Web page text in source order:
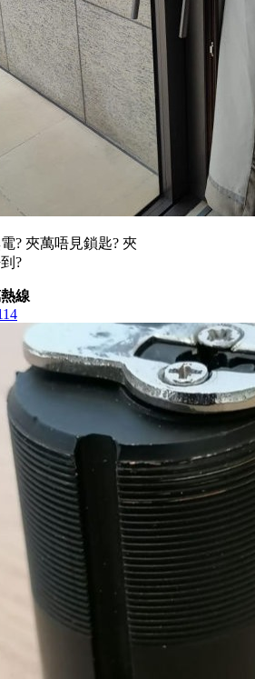
? 夾萬唔見鎖匙? 夾
?
線